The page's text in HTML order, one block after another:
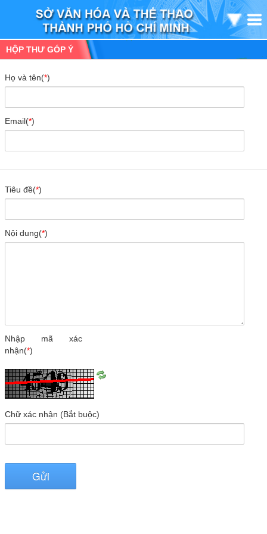
HỘP THƯ GÓP Ý
Họ và tên(*)
Email(*)
Tiêu đề(*)
Nội dung(*)
Nhập mã xác
nhận(*)
Chữ xác nhận (Bắt buộc)
Gửi